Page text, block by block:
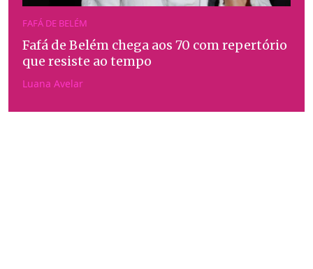
FAFÁ DE BELÉM
Fafá de Belém chega aos 70 com repertório
que resiste ao tempo
Luana Avelar